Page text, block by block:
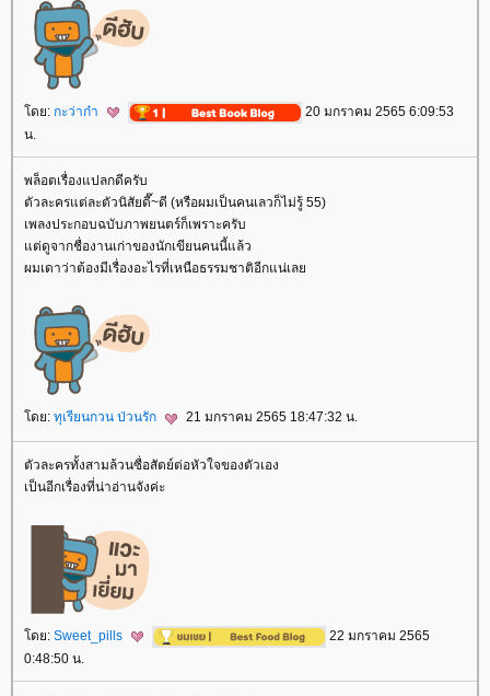
ดย: กะว่าก๋า
20 มกราคม 2565 6:09:53
น.
พล็อตเรื่องแปลกดีครับ
ตัวละครแต่ละตัวนิสัยดี๊~ดี (หรือผมเป็นคนเลวก็ไม่รู้ 55)
เพลงประกอบฉบับภาพยนตร์ก็เพราะครับ
ต่ดูจากชื่องานเก่าของนักเขียนคนนี้แล้ว
ผมเดาว่าต้องมีเรื่องอะไรที่เหนือธรรมชาติอีกแน่เล
ดย: ทุเรียนกวน ป่วนรัก 21 มกราคม 2565 18:47:32 น.
ตัวละครทั้งสามล้วนซื่อสัตย์ต่อหัวใจของตัวเอง
เป็นอีกเรื่องที่น่าอ่านจังค่ะ
ดย: Sweet_pills
22 มกราคม 2565
0:48:50 น.